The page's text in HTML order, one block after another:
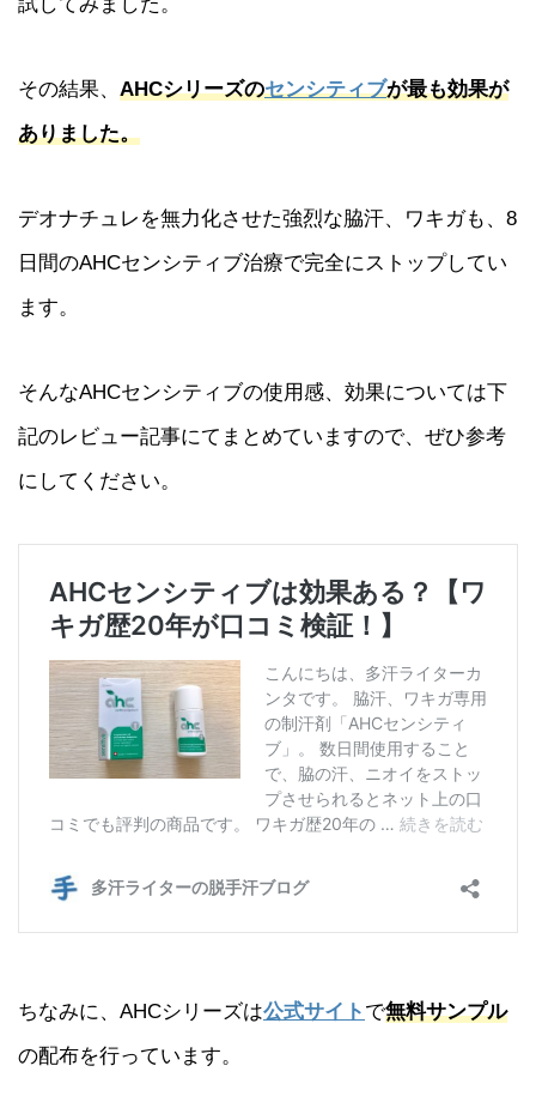
その結果、 AHCシリーズのセンシティブが最も効果が
ありました。
デオナチュレを無力化させた強烈な脇汗、ワキガも、8
日間のAHCセンシティブ治療で完全にストップしてい
ます。
そんなAHCセンシティブの使用感、効果については下
記のレビュー記事にてまとめていますので、ぜひ参考
にしてください。
ちなみに、AHCシリーズは公式サイト で無料サンプル
の配布を行っています。